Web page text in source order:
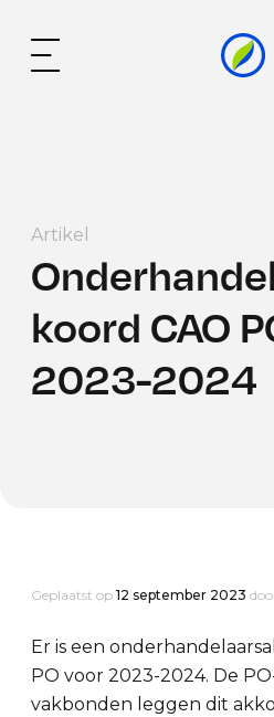
Artikel
koord CAO
2023-2024
Geplaatst op12 september 2023
Er is een
PO voor 2023-2024. De
vakbonden leggen dit